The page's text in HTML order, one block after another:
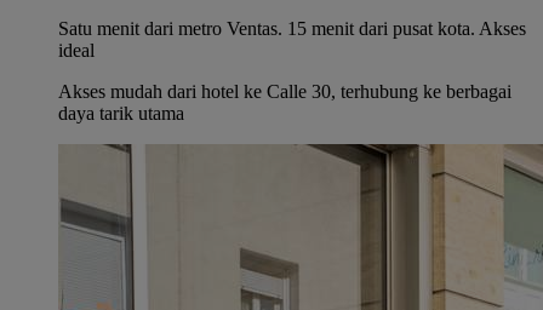
Satu menit dari metro Ventas. 15 menit dari pusat kota. Akses
ideal
Akses mudah dari hotel ke Calle 30, terhubung ke berbagai
daya tarik utama